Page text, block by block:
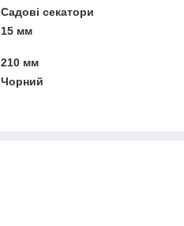
Садові секатори
15 мм
210 мм
Чорний